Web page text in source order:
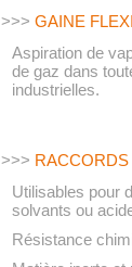
>>> GAINE
Aspiration de
de gaz dans
industrielles.
>>> RACCORDS
Utilisables pour
solvants ou
Résistance